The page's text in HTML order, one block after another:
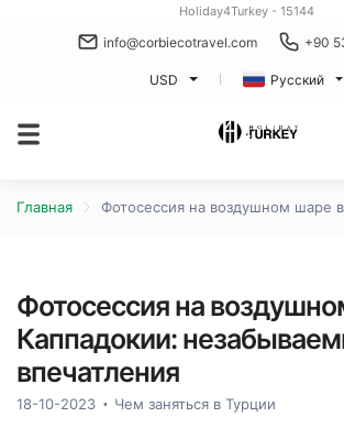
Holiday4Turkey - 15144
info@corbiecotravel.com +90
USD Русский
Главная Фотосессия на воздушном шаре
Фотосессия на
Каппадокии:
впечатления
18-10-2023 Чем заняться в Турции